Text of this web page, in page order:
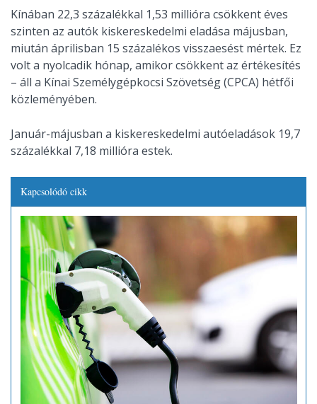
Kínában 22,3 százalékkal 1,53 millióra csökkent éves
szinten az autók kiskereskedelmi eladása májusban,
miután áprilisban 15 százalékos visszaesést mértek. Ez
volt a nyolcadik hónap, amikor csökkent az értékesítés
– áll a Kínai Személygépkocsi Szövetség (CPCA) hétfői
közleményében.
Január-májusban a kiskereskedelmi autóeladások 19,7
százalékkal 7,18 millióra estek.
Kapcsolódó cikk